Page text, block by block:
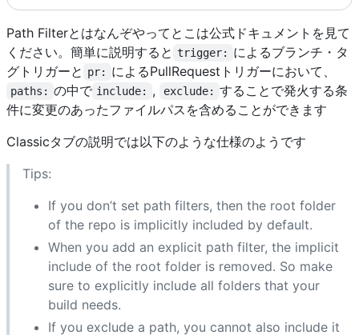
Go to Azure Pipelines でのトリガー - Azure Pipelines
Path Filterとはなんぞやってとこは公式ドキュメントを見て
ください。簡単に説明すると trigger:
によるブランチ・タ
グトリガーと pr: によるPullRequestトリガーにおいて、
paths: の中で include: , exclude: することで発火する条
件に変更のあったファイルパスを含めることができます
Classicタブの説明では以下のような仕様のようです
Tips:
If you don’t set path filters, then the root folder
of the repo is implicitly included by default.
When you add an explicit path filter, the implicit
include of the root folder is removed. So make
sure to explicitly include all folders that your
build needs.
If you exclude a path, you cannot also include it